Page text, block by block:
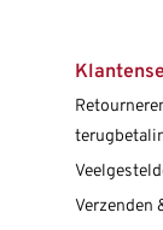
Verzenden